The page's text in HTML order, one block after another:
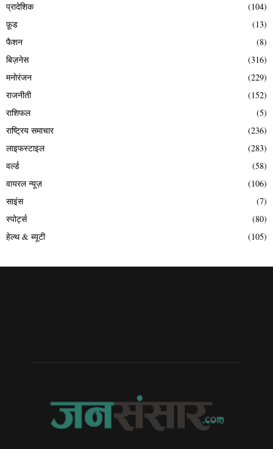
प्रादेशिक
(104)
फ़ूड
(13)
फैशन
(8)
बिज़नेस
(316)
मनोरंजन
(229)
राजनीती
(152)
राशिफल
(5)
राष्ट्रिय समाचार
(236)
लाइफस्टाइल
(283)
वर्ल्ड
(58)
वायरल न्यूज़
(106)
साइंस
(7)
स्पोर्ट्स
(80)
हेल्थ & ब्यूटी
(105)